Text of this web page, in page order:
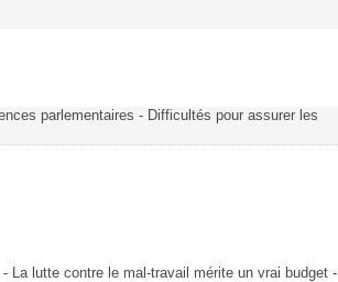
parlementaires - Difficultés pour assurer les
La lutte contre le mal-travail mérite un vrai budget -